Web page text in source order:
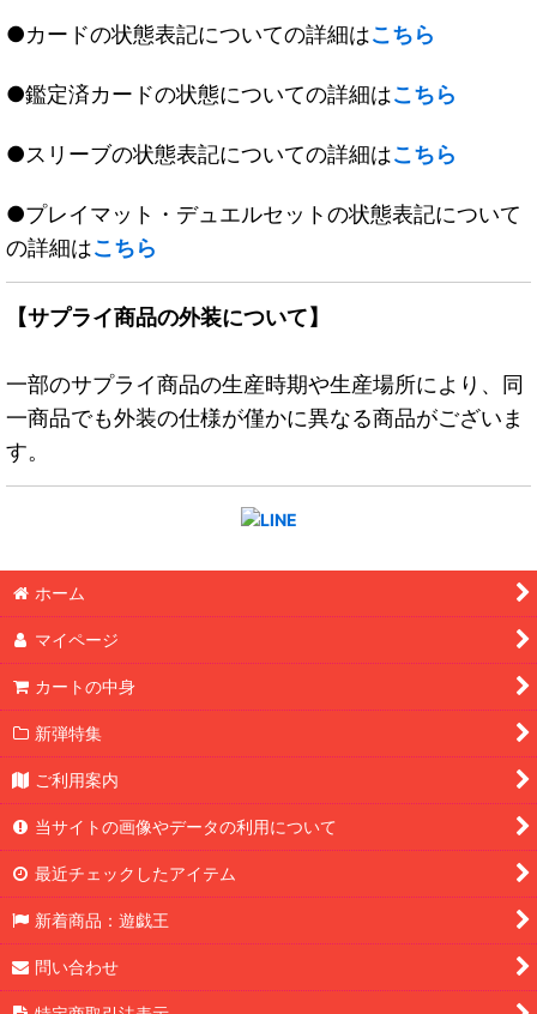
●カードの状態表記についての詳細はこちら
●鑑定済カードの状態についての詳細はこちら
●スリーブの状態表記についての詳細はこちら
●プレイマット・デュエルセットの状態表記について
の詳細はこちら
【サプライ商品の外装について】
一部のサプライ商品の生産時期や生産場所により、同
一商品でも外装の仕様が僅かに異なる商品がございま
す。
ホーム
マイページ
カートの中身
新弾特集
ご利用案内
当サイトの画像やデータの利用について
最近チェックしたアイテム
新着商品：遊戯王
問い合わせ